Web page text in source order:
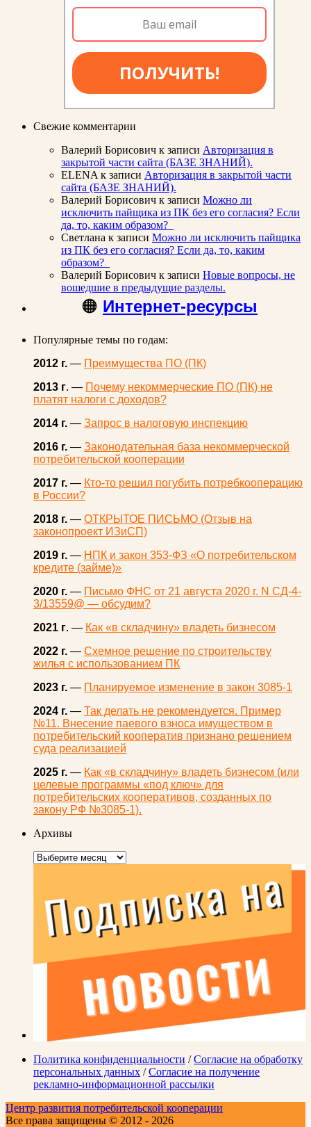
ПОЛУЧИТЬ!
Свежие комментарии
Валерий Борисович к записи Авторизация в
закрытой части сайта (БАЗЕ ЗНАНИЙ).
ELENA к записи Авторизация в закрытой части
сайта (БАЗЕ ЗНАНИЙ).
Валерий Борисович к записи Можно ли
исключить пайщика из ПК без его согласия? Если
да, то, каким образом?
Светлана к записи Можно ли исключить пайщика
из ПК без его согласия? Если да, то, каким
образом?
Валерий Борисович к записи Новые вопросы, не
вошедшие в предыдущие разделы.
🟠 Интернет-ресурсы
Популярные темы по годам:
2012 г. — Преимущества ПО (ПК)
2013 г. — Почему некоммерческие ПО (ПК) не
платят налоги с доходов?
2014 г. — Запрос в налоговую инспекцию
2016 г. — Законодательная база некоммерческой
потребительской кооперации
2017 г. — Кто-то решил погубить потребкооперацию
в России?
2018 г. — ОТКРЫТОЕ ПИСЬМО (Отзыв на
законопроект ИЗиСП)
2019 г. — НПК и закон 353-ФЗ «О потребительском
кредите (займе)»
2020 г. — Письмо ФНС от 21 августа 2020 г. N СД-4-
3/13559@ — обсудим?
2021 г. — Как «в складчину» владеть бизнесом
2022 г. — Схемное решение по строительству
жилья с использованием ПК
2023 г. — Планируемое изменение в закон 3085-1
2024 г. — Так делать не рекомендуется. Пример
№11. Внесение паевого взноса имуществом в
потребительский кооператив признано решением
суда реализацией
2025 г. — Как «в складчину» владеть бизнесом (или
целевые программы «под ключ» для
потребительских кооперативов, созданных по
закону РФ №3085-1).
Архивы
Архивы
Политика конфиденциальности /Согласие на обработку
персональных данных /Согласие на получение
рекламно-информационной рассылки
Центр развития потребительской кооперации
Все права защищены © 2012 - 2026